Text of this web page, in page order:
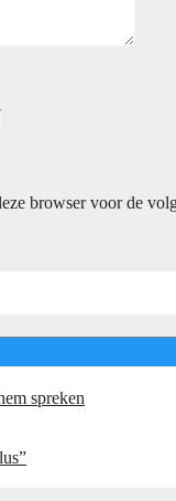
browser voor de
spreken